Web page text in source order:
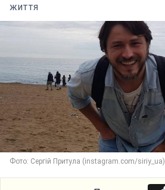
життя
Фото: Сергій Притула (instagram.com/siriy_ua)